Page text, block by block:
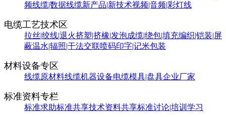
频线缆|数据线缆新产品|新技术视频|音频|彩灯线
电缆工艺技术区
拉丝|绞线|退火挤塑|挤橡|发泡成缆|绕包|填充编织|铠装|屏
蔽温水|辐照|干法交联喷码印字|记米包装
材料设备专区
线缆原材料线缆机器设备电缆模具|盘具企业厂家
标准资料专栏
标准求助标准共享技术资料共享标准讨论|培训学习